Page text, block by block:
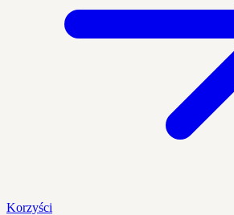
Korzyści